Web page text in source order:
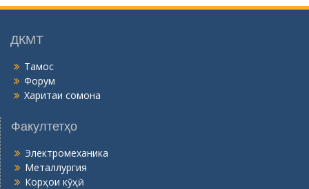
н
ДКМТ
Тамос
Форум
Харитаи сомона
Факултетҳо
Электромеханика
Металлургия
Корҳои кӯҳӣ